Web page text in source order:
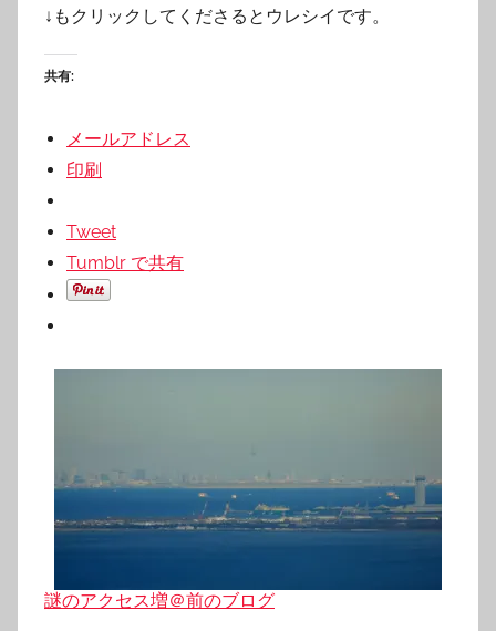
↓もクリックしてくださるとウレシイです。
共有:
メールアドレス
印刷
Tweet
Tumblr で共有
謎のアクセス増＠前のブログ